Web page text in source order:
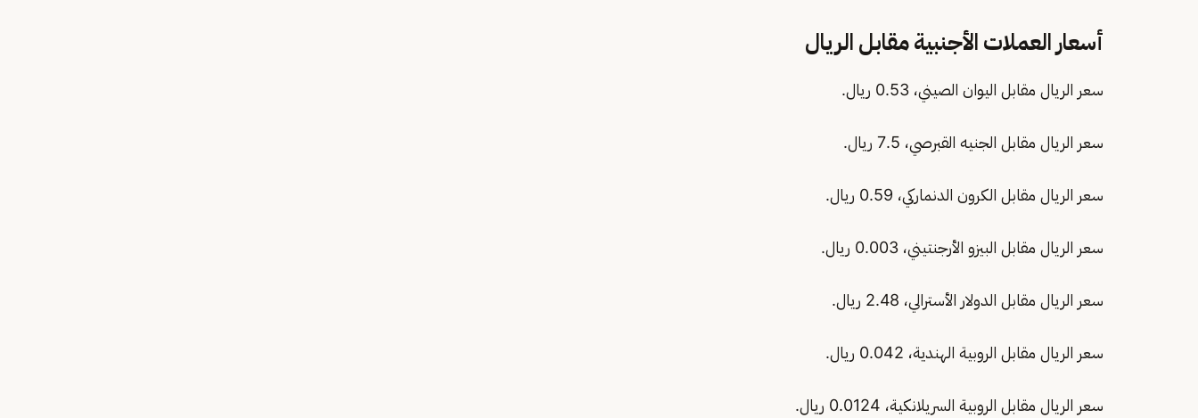
أسعار العملات الأجنبية مقابل الريال
سعر الريال مقابل اليوان الصيني، 0.53 ريال.
سعر الريال مقابل الجنيه القبرصي، 7.5 ريال.
سعر الريال مقابل الكرون الدنماركي، 0.59 ريال.
سعر الريال مقابل البيزو الأرجنتيني، 0.003 ريال.
سعر الريال مقابل الدولار الأسترالي، 2.48 ريال.
سعر الريال مقابل الروبية الهندية، 0.042 ريال.
سعر الريال مقابل الروبية السريلانكية، 0.0124 ريال.